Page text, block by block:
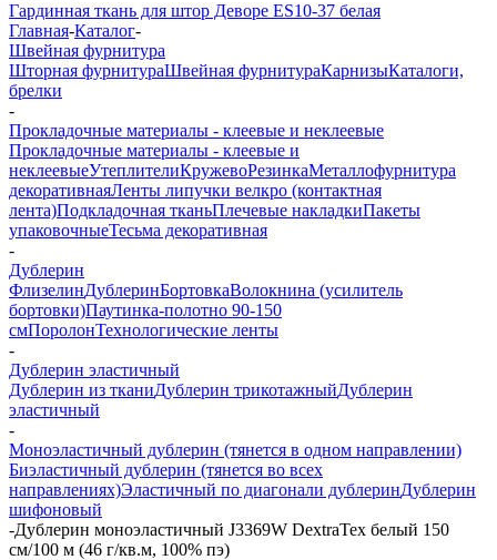
Гардинная ткань для штор Деворе ES10-37 белая
Главная-Каталог-
Швейная фурнитура
Шторная фурнитураШвейная фурнитураКарнизыКаталоги,
брелки
-
Прокладочные материалы - клеевые и неклеевые
Прокладочные материалы - клеевые и
неклеевыеУтеплителиКружевоРезинкаМеталлофурнитура
декоративнаяЛенты липучки велкро (контактная
лента)Подкладочная тканьПлечевые накладкиПакеты
упаковочныеТесьма декоративная
-
Дублерин
ФлизелинДублеринБортовкаВолокнина (усилитель
бортовки)Паутинка-полотно 90-150
смПоролонТехнологические ленты
-
Дублерин эластичный
Дублерин из тканиДублерин трикотажныйДублерин
эластичный
-
Моноэластичный дублерин (тянется в одном направлении)
Биэластичный дублерин (тянется во всех
направлениях)Эластичный по диагонали дублеринДублерин
шифоновый
-Дублерин моноэластичный J3369W DextraTex белый 150
см/100 м (46 г/кв.м, 100% пэ)